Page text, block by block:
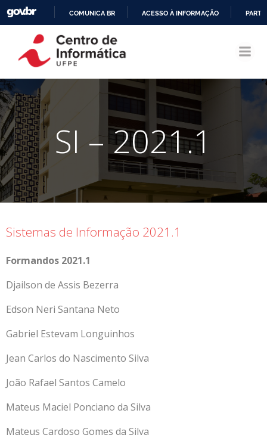
CONTEÚDO
COMUNICA BR ACESSO À INFORMAÇÃO
SI – 2021.1
Sistemas de Informação 2021.1
Formandos 2021.1
Djailson de Assis Bezerra
Edson Neri Santana Neto
Gabriel Estevam Longuinhos
Jean Carlos do Nascimento Silva
João Rafael Santos Camelo
Mateus Maciel Ponciano da Silva
Mateus Cardoso Gomes da Silva